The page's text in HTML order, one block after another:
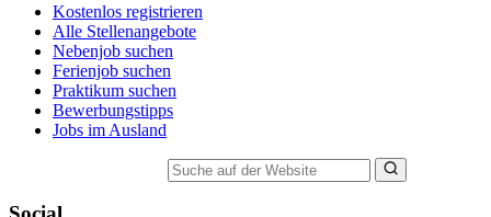
Kostenlos registrieren
Alle Stellenangebote
Nebenjob suchen
Ferienjob suchen
Praktikum suchen
Bewerbungstipps
Jobs im Ausland